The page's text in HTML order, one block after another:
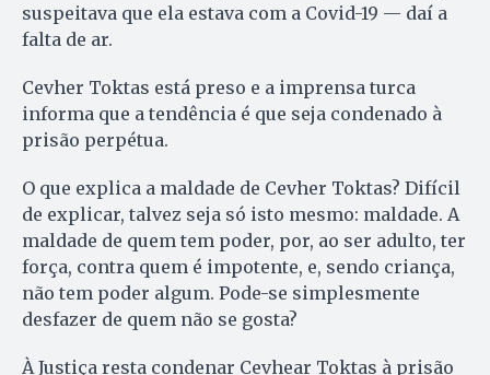
suspeitava que ela estava com a Covid-19 — daí a
falta de ar.
Cevher Toktas está preso e a imprensa turca
informa que a tendência é que seja condenado à
prisão perpétua.
O que explica a maldade de Cevher Toktas? Difícil
de explicar, talvez seja só isto mesmo: maldade. A
maldade de quem tem poder, por, ao ser adulto, ter
força, contra quem é impotente, e, sendo criança,
não tem poder algum. Pode-se simplesmente
desfazer de quem não se gosta?
À Justiça resta condenar Cevhear Toktas à prisão